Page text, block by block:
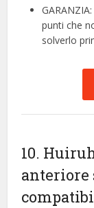
punti che
solverlo
10.
anteriore